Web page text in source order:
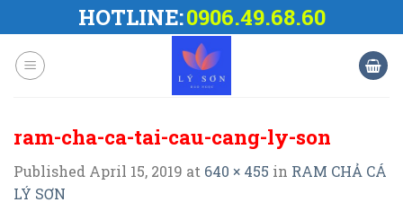
to
content
HOTLINE:0906.49.68.60
ram-cha-ca-tai-cau-cang-ly-son
Published April 15, 2019 at 640 × 455 in RAM CHẢ CÁ
LÝ SƠN